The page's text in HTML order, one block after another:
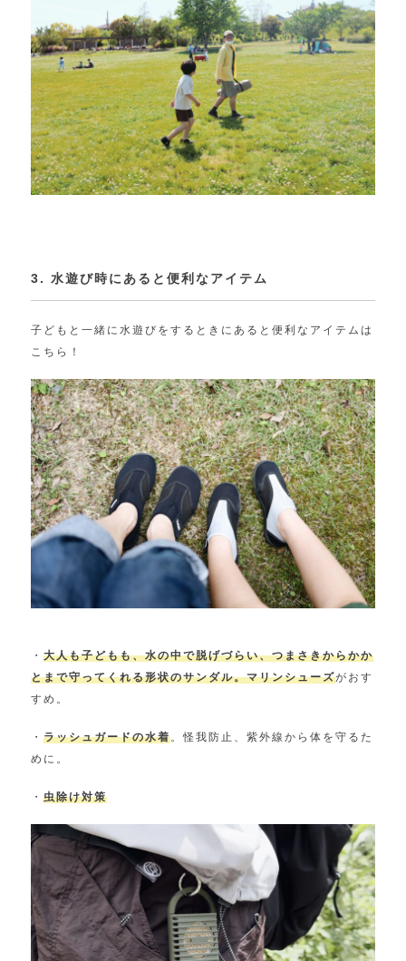
3. 水遊び時にあると便利なアイテム
子どもと一緒に水遊びをするときにあると便利なアイテムは
こちら！
・ 大人も子どもも、水の中で脱げづらい、つまさきからかか
とまで守ってくれる形状のサンダル。マリンシューズがおす
すめ。
・ ラッシュガードの水着。怪我防止、紫外線から体を守るた
めに。
・ 虫除け対策